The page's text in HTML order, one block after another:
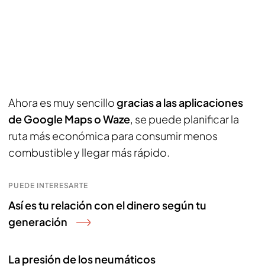
Ahora es muy sencillogracias a las aplicaciones
de Google Maps o Waze, se puede planificar la
ruta más económica para consumir menos
combustible y llegar más rápido.
PUEDE INTERESARTE
Así es tu relación con el dinero según tu
generación
La presión de los neumáticos